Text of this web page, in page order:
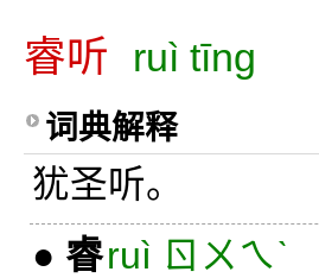
睿听 ruì tīng
词典解释
犹圣听。
● 睿ruì ㄖㄨㄟˋ